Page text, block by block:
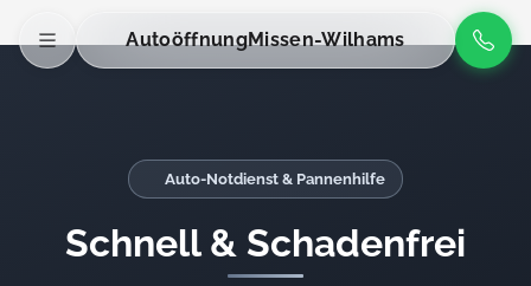
AutoöffnungMissen-Wilhams
Auto-Notdienst & Pannenhilfe
Schnell & Schadenfrei